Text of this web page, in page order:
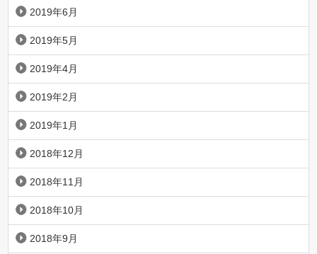
2019年6月
2019年5月
2019年4月
2019年2月
2019年1月
2018年12月
2018年11月
2018年10月
2018年9月